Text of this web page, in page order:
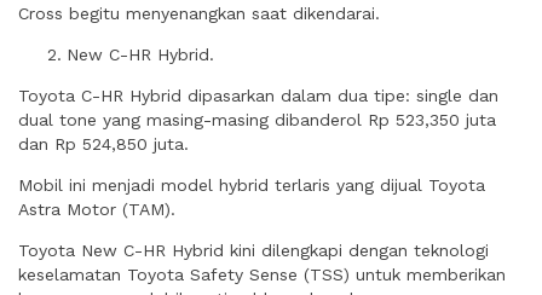
Cross begitu menyenangkan saat dikendarai.
New C-HR Hybrid.
Toyota C-HR Hybrid dipasarkan dalam dua tipe: single dan
dual tone yang masing-masing dibanderol Rp 523,350 juta
dan Rp 524,850 juta.
Mobil ini menjadi model hybrid terlaris yang dijual Toyota
Astra Motor (TAM).
Toyota New C-HR Hybrid kini dilengkapi dengan teknologi
keselamatan Toyota Safety Sense (TSS) untuk memberikan